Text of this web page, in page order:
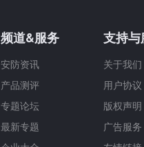
频道&服务
安防资讯
产品测评
专题论坛
最新专题
支持
关于我们
用户协议
版权声明
广告服务